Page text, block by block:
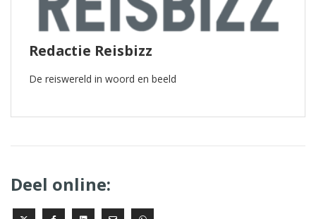
Redactie Reisbizz
De reiswereld in woord en beeld
Deel online: